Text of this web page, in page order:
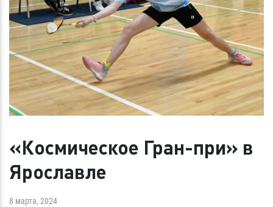
«Космическое Гран-при» в
Ярославле
8 марта, 2024